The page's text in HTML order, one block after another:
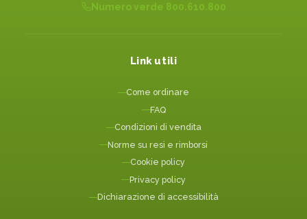
Numero verde 800.610.800
Link utili
Come ordinare
FAQ
Condizioni di vendita
Norme su resi e rimborsi
Cookie policy
Privacy policy
Dichiarazione di accessibilità